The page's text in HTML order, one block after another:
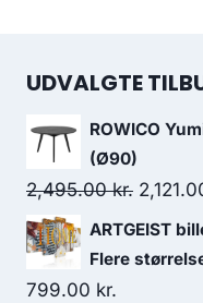
UDVALGTE
ROWICO
(Ø90)
2,495.00kr.
ARTGEIST
Flere
799.00 kr.